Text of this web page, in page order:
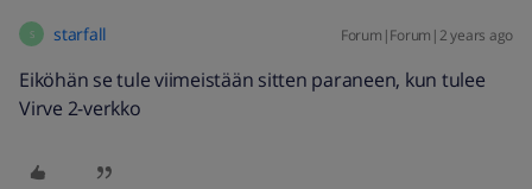
S starfall Forum|Forum|2 years ago
Eiköhän se tule viimeistään sitten paraneen, kun tulee
Virve 2-verkko